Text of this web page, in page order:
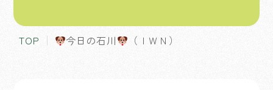
TOP 今日の石川 （ＩＷＮ）